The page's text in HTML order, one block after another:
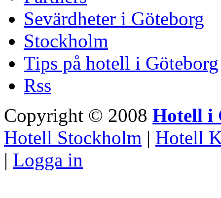
Sevärdheter i Göteborg
Stockholm
Tips på hotell i Göteborg
Rss
Copyright © 2008 Hotell i
Hotell Stockholm | Hotell
| Logga in